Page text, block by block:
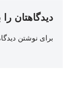
دیدگاهتان را
برای نوشتن